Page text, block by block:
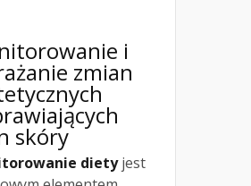
i
zmian
skóry
dietyjest